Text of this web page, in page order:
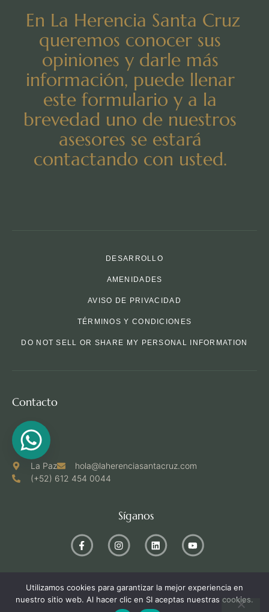
En La Herencia Santa Cruz
queremos conocer sus
opiniones y darle más
información, puede llenar
este formulario y a la
brevedad uno de nuestros
asesores se estará
contactando con usted.
DESARROLLO
AMENIDADES
AVISO DE PRIVACIDAD
TÉRMINOS Y CONDICIONES
DO NOT SELL OR SHARE MY PERSONAL INFORMATION
Contacto
La Paz
hola@laherenciasantacruz.com
(+52) 612 454 0044
Síganos
Copyright © 2026 La Herencia Santa Cruz.Diseñado con
Utilizamos cookies para garantizar la mejor experiencia en
nuestro sitio web. Al hacer clic en SI aceptas nuestras cookies.